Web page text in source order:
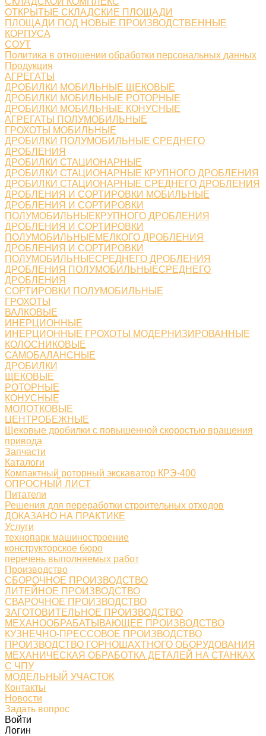
ОТКРЫТЫЕ СКЛАДСКИЕ ПЛОЩАДИ
ПЛОЩАДИ ПОД НОВЫЕ ПРОИЗВОДСТВЕННЫЕ
КОРПУСА
СОУТ
Политика в отношении обработки персональных данных
Продукция
АГРЕГАТЫ
ДРОБИЛКИ МОБИЛЬНЫЕ ЩЕКОВЫЕ
ДРОБИЛКИ МОБИЛЬНЫЕ РОТОРНЫЕ
ДРОБИЛКИ МОБИЛЬНЫЕ КОНУСНЫЕ
АГРЕГАТЫ ПОЛУМОБИЛЬНЫЕ
ГРОХОТЫ МОБИЛЬНЫЕ
ДРОБИЛКИ ПОЛУМОБИЛЬНЫЕ СРЕДНЕГО
ДРОБЛЕНИЯ
ДРОБИЛКИ СТАЦИОНАРНЫЕ
ДРОБИЛКИ СТАЦИОНАРНЫЕ КРУПНОГО ДРОБЛЕНИЯ
ДРОБИЛКИ СТАЦИОНАРНЫЕ СРЕДНЕГО ДРОБЛЕНИЯ
ДРОБЛЕНИЯ И СОРТИРОВКИ МОБИЛЬНЫЕ
ДРОБЛЕНИЯ И СОРТИРОВКИ
ПОЛУМОБИЛЬНЫЕКРУПНОГО ДРОБЛЕНИЯ
ДРОБЛЕНИЯ И СОРТИРОВКИ
ПОЛУМОБИЛЬНЫЕМЕЛКОГО ДРОБЛЕНИЯ
ДРОБЛЕНИЯ И СОРТИРОВКИ
ПОЛУМОБИЛЬНЫЕСРЕДНЕГО ДРОБЛЕНИЯ
ДРОБЛЕНИЯ ПОЛУМОБИЛЬНЫЕСРЕДНЕГО
ДРОБЛЕНИЯ
СОРТИРОВКИ ПОЛУМОБИЛЬНЫЕ
ГРОХОТЫ
ВАЛКОВЫЕ
ИНЕРЦИОННЫЕ
ИНЕРЦИОННЫЕ ГРОХОТЫ МОДЕРНИЗИРОВАННЫЕ
КОЛОСНИКОВЫЕ
САМОБАЛАНСНЫЕ
ДРОБИЛКИ
ЩЕКОВЫЕ
РОТОРНЫЕ
КОНУСНЫЕ
МОЛОТКОВЫЕ
ЦЕНТРОБЕЖНЫЕ
Щековые дробилки с повышенной скоростью вращения
привода
Запчасти
Каталоги
Компактный роторный экскаватор КРЭ-400
ОПРОСНЫЙ ЛИСТ
Питатели
Решения для переработки строительных отходов
ДОКАЗАНО НА ПРАКТИКЕ
Услуги
технопарк машиностроение
конструкторское бюро
перечень выполняемых работ
Производство
СБОРОЧНОЕ ПРОИЗВОДСТВО
ЛИТЕЙНОЕ ПРОИЗВОДСТВО
СВАРОЧНОЕ ПРОИЗВОДСТВО
ЗАГОТОВИТЕЛЬНОЕ ПРОИЗВОДСТВО
МЕХАНООБРАБАТЫВАЮЩЕЕ ПРОИЗВОДСТВО
КУЗНЕЧНО-ПРЕССОВОЕ ПРОИЗВОДСТВО
ПРОИЗВОДСТВО ГОРНОШАХТНОГО ОБОРУДОВАНИЯ
МЕХАНИЧЕСКАЯ ОБРАБОТКА ДЕТАЛЕЙ НА СТАНКАХ
С ЧПУ
МОДЕЛЬНЫЙ УЧАСТОК
Контакты
Новости
Задать вопрос
Войти
Логин